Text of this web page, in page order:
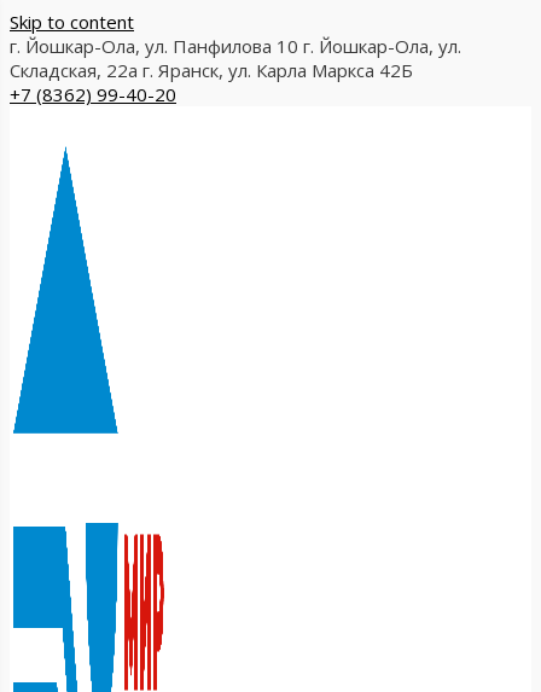
Skip to content
г. Йошкар-Ола, ул. Панфилова 10 г. Йошкар-Ола, ул.
Складская, 22а г. Яранск, ул. Карла Маркса 42Б
+7 (8362) 99-40-20